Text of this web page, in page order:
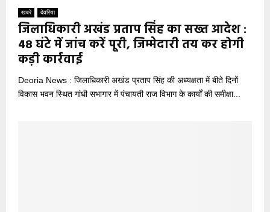
खबरें देवरिया
जिलाधिकारी अखंड प्रताप सिंह का सख्त आदेश :
48 घंटे में जांच करें पूरी, जिम्मेदारी तय कर होगी
कड़ी कार्रवाई
Deoria News : जिलाधिकारी अखंड प्रताप सिंह की अध्यक्षता में बीते दिनों
विकास भवन स्थित गांधी सभागार में पंचायती राज विभाग के कार्यों की समीक्षा...